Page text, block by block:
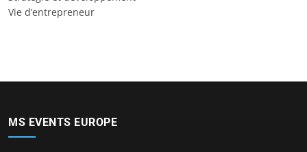
Vie d’entrepreneur
MS EVENTS EUROPE